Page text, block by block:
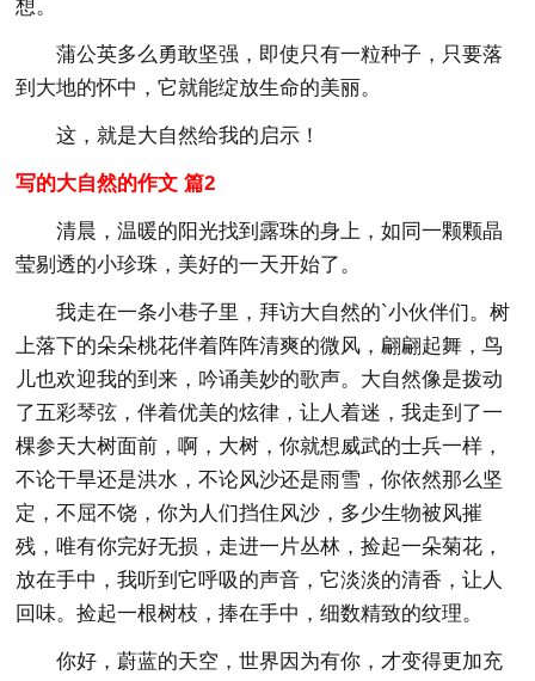
想。
蒲公英多么勇敢坚强，即使只有一粒种子，只要落
到大地的怀中，它就能绽放生命的美丽。
这，就是大自然给我的启示！
写的大自然的作文 篇2
清晨，温暖的阳光找到露珠的身上，如同一颗颗晶
莹剔透的小珍珠，美好的一天开始了。
我走在一条小巷子里，拜访大自然的`小伙伴们。树
上落下的朵朵桃花伴着阵阵清爽的微风，翩翩起舞，鸟
儿也欢迎我的到来，吟诵美妙的歌声。大自然像是拨动
了五彩琴弦，伴着优美的炫律，让人着迷，我走到了一
棵参天大树面前，啊，大树，你就想威武的士兵一样，
不论干旱还是洪水，不论风沙还是雨雪，你依然那么坚
定，不屈不饶，你为人们挡住风沙，多少生物被风摧
残，唯有你完好无损，走进一片丛林，捡起一朵菊花，
放在手中，我听到它呼吸的声音，它淡淡的清香，让人
回味。捡起一根树枝，捧在手中，细数精致的纹理。
你好，蔚蓝的天空，世界因为有你，才变得更加充